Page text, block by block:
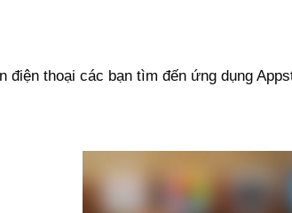
điện thoại các bạn tìm đến ứng dụng